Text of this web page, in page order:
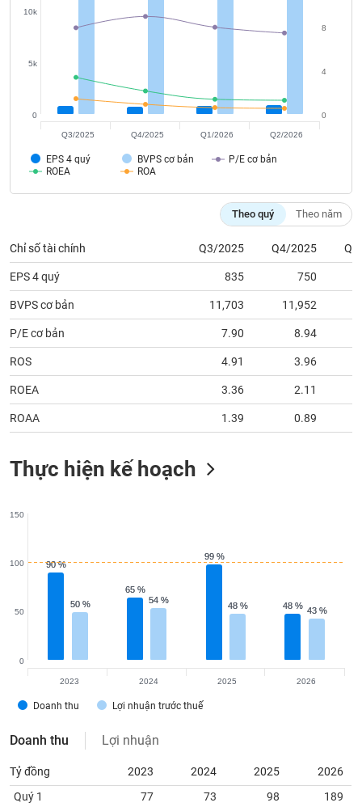
EPS 4 quý BVPS cơ bản
P/E cơ bản
ROEA
ROA
0
5k
10k
0
4
8
Q3/2025 Q4/2025 Q1/2026 Q2/2026
Theo quý Theo năm
Chỉ số tài chính Q3/2025 Q4/2025
EPS 4 quý 835 750
BVPS cơ bản 11,703 11,952
P/E cơ bản 7.90 8.94
ROS 4.91 3.96
ROEA 3.36 2.11
ROAA 1.39 0.89
Thực hiện kế hoạch
90 %
90 %
65 %
65 %
99 %
99 %
48 %
48 %
50 %
50 % 54 %
54 %
48 %
48 % 43 %
43 %
Doanh thu Lợi nhuận trước thuế
0
50
100
150
2023 2024 2025 2026
Doanh thu Lợi nhuận
Tỷ đồng 2023 2024 2025
2026
Quý 1
77 73 98 189